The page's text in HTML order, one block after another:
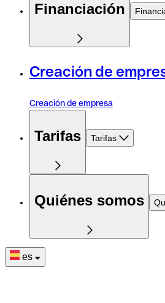
Financiación
Creación de
Creación de empresa
Tarifas Tarifas
Quiénes somos
es